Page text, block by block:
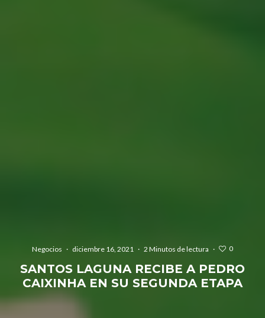
Negocios · diciembre 16, 2021 · 2 Minutos de lectura · 0
SANTOS LAGUNA RECIBE A PEDRO
CAIXINHA EN SU SEGUNDA ETAPA